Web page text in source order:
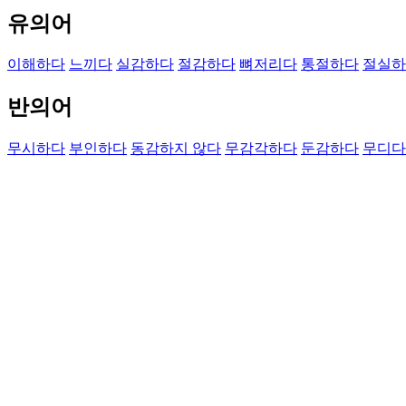
유의어
이해하다 느끼다 실감하다 절감하다 뼈저리다 통절하다 절실
반의어
무시하다 부인하다 동감하지 않다 무감각하다 둔감하다 무디다